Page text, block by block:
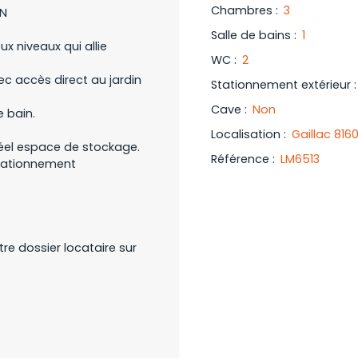
niveaux qui allie
accès direct au jardin
bain.
espace de stockage.
dossier locataire sur
Chambres : 3
Salle de bains : 1
WC : 2
Stationnement extérieur :
Cave : Non
Localisation : Gaillac
Référence : LM6513